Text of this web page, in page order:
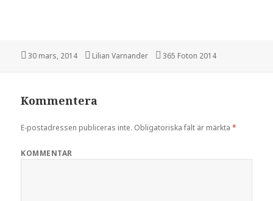
Postat
30 mars, 2014 Författare
Lilian Varnander Kategorier
365 Foton 2014
Kommentera
E-postadressen publiceras inte. Obligatoriska fält är märkta*
KOMMENTAR